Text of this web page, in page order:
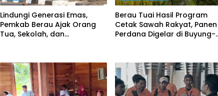
Lindungi Generasi Emas,
Pemkab Berau Ajak Orang
Tua, Sekolah, dan
Berau Tuai Hasil Program
Cetak Sawah Rakyat, Panen
Perdana Digelar di Buyung-